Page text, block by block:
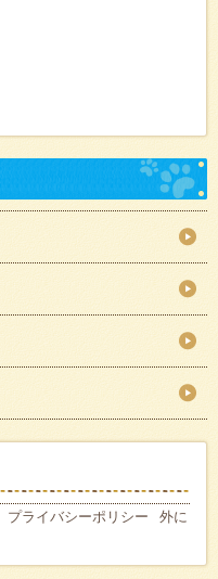
プライバシーポリシー
外に